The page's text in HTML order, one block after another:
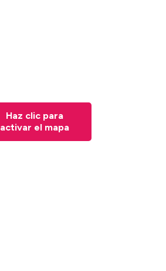
Haz clic para
activar el mapa